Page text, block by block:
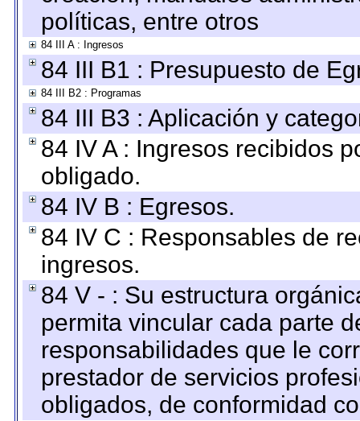
políticas, entre otros
84 III A : Ingresos
84 III B1 : Presupuesto de
84 III B2 : Programas
84 III B3 : Aplicación y
84 IV A : Ingresos recibidos
obligado.
84 IV B : Egresos.
84 IV C : Responsables de
ingresos.
84 V - : Su estructura
permita vincular cada parte
responsabilidades que le
prestador de servicios
obligados, de conformidad